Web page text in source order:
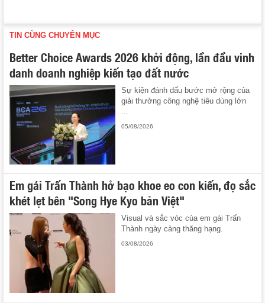
TIN CÙNG CHUYÊN MỤC
Better Choice Awards 2026 khởi động, lần đầu vinh
danh doanh nghiệp kiến tạo đất nước
Sự kiện đánh dấu bước mở rộng của
giải thưởng công nghệ tiêu dùng lớn
05/08/2026
Em gái Trấn Thành hở bạo khoe eo con kiến, đọ sắc
khét lẹt bên "Song Hye Kyo bản Việt"
Visual và sắc vóc của em gái Trấn
Thành ngày càng thăng hạng.
03/08/2026